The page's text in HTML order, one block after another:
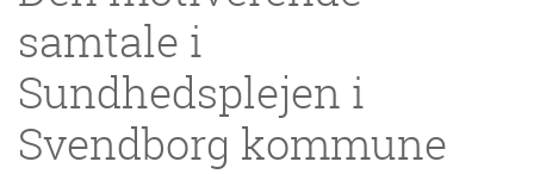
samtale i
Sundhedsplejen i
Svendborg kommune